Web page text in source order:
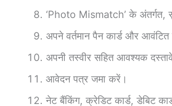
‘Photo Mismatch’ के अंतर्गत,
अपने वर्तमान पैन कार्ड और
अपनी तस्वीर सहित आवश्यक
आवेदन पत्र जमा करें।
नेट बैंकिंग, क्रेडिट कार्ड, डेबिट